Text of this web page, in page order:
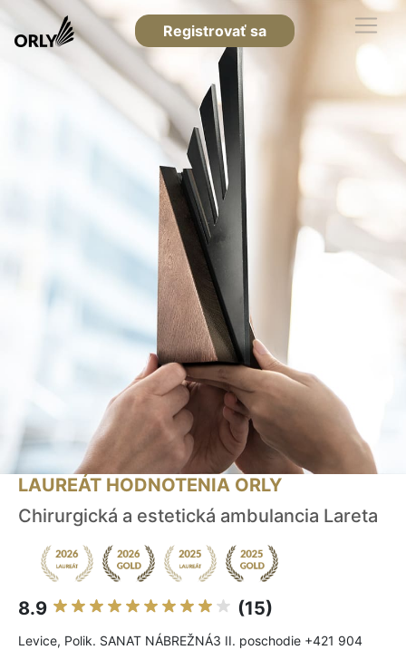
Registrovať sa
LAUREÁT HODNOTENIA ORLY
Chirurgická a estetická ambulancia Lareta
8.9 (15)
Levice, Polik. SANAT NÁBREŽNÁ3 II. poschodie +421 904